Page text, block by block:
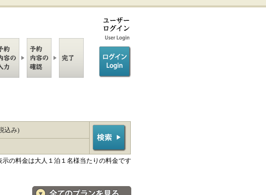
込み)
示の料金は大人１泊１名様当たりの料金です
料金・宿泊プラン一覧へ